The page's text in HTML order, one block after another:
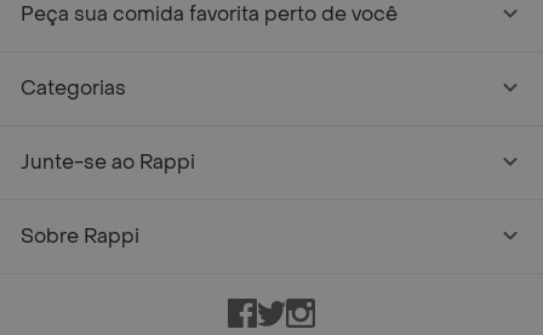
Peça sua comida favorita perto de você
Categorias
Junte-se ao Rappi
Sobre Rappi
Facebook
TwitterInstagram